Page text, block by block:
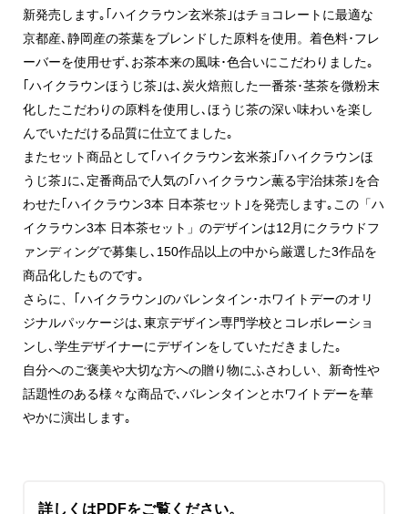
新発売します｡｢ハイクラウン玄米茶｣はチョコレートに最適な
京都産､静岡産の茶葉をブレンドした原料を使用。着色料･フレ
ーバーを使用せず､お茶本来の風味･色合いにこだわりました｡
｢ハイクラウンほうじ茶｣は､炭火焙煎した一番茶･茎茶を微粉末
化したこだわりの原料を使用し､ほうじ茶の深い味わいを楽し
んでいただける品質に仕立てました｡
またセット商品として｢ハイクラウン玄米茶｣｢ハイクラウンほ
うじ茶｣に､定番商品で人気の｢ハイクラウン薫る宇治抹茶｣を合
わせた｢ハイクラウン3本 日本茶セット｣を発売します｡この「ハ
イクラウン3本 日本茶セット」のデザインは12月にクラウドフ
ァンディングで募集し､150作品以上の中から厳選した3作品を
商品化したものです｡
さらに、｢ハイクラウン｣のバレンタイン･ホワイトデーのオリ
ジナルパッケージは､東京デザイン専門学校とコレボレーショ
ンし､学生デザイナーにデザインをしていただきました｡
自分へのご褒美や大切な方への贈り物にふさわしい、新奇性や
話題性のある様々な商品で､バレンタインとホワイトデーを華
やかに演出します｡
詳しくはPDFをご覧ください。